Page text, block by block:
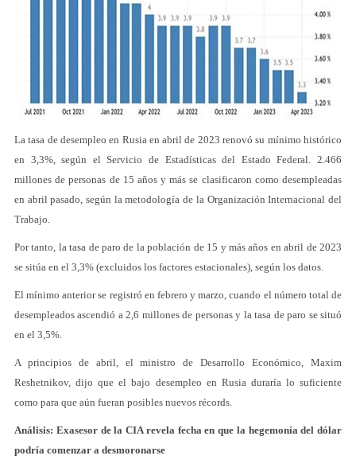
La tasa de desempleo en Rusia en abril de 2023 renovó su mínimo histórico
en 3,3%, según el Servicio de Estadísticas del Estado Federal. 2.466
millones de personas de 15 años y más se clasificaron como desempleadas
en abril pasado, según la metodología de la Organización Internacional del
Trabajo.
Por tanto, la tasa de paro de la población de 15 y más años en abril de 2023
se sitúa en el 3,3% (excluidos los factores estacionales), según los datos.
El mínimo anterior se registró en febrero y marzo, cuando el número total de
desempleados ascendió a 2,6 millones de personas y la tasa de paro se situó
en el 3,5%.
A principios de abril, el ministro de Desarrollo Económico, Maxim
Reshetnikov, dijo que el bajo desempleo en Rusia duraría lo suficiente
como para que aún fueran posibles nuevos récords.
Análisis: Exasesor de la CIA revela fecha en que la hegemonía del dólar
podría comenzar a desmoronarse